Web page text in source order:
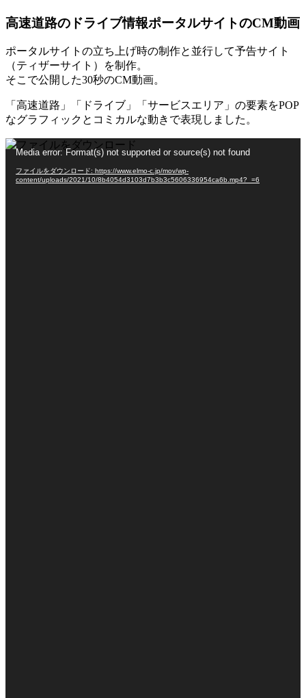
高速道路のドライブ情報ポータルサイトのCM動画
ポータルサイトの立ち上げ時の制作と並行して予告サイト
（ティザーサイト）を制作。
そこで公開した30秒のCM動画。
「高速道路」「ドライブ」「サービスエリア」の要素をPOP
なグラフィックとコミカルな動きで表現しました。
動
Media error: Format(s) not supported or source(s) not found
ファイルをダウンロード: https://www.elmo-c.jp/mov/wp-
content/uploads/2021/10/8b4054d3103d7b3b3c5606336954ca6b.mp4?_=6